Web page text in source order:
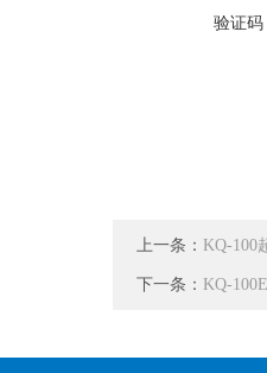
验证码
上一条： KQ-100
下一条： KQ-